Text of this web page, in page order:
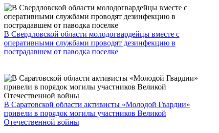
В Свердловской области молодогвардейцы вместе с
оперативными службами проводят дезинфекцию в
пострадавшем от паводка поселке
В Саратовской области активисты «Молодой Гвардии»
привели в порядок могилы участников Великой
Отечественной войны